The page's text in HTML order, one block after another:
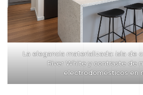
La elegancia materializada: isla de
River White y contraste de
electrodomésticos en